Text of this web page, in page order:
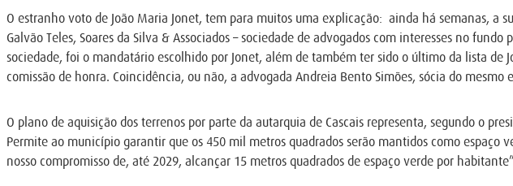
O estranho voto de João Maria Jonet, tem para muitos uma explicação: ainda há semanas, a
Galvão Teles, Soares da Silva & Associados – sociedade de advogados com interesses no
sociedade, foi o mandatário escolhido por Jonet, além de também ter sido o último da lista de
comissão de honra. Coincidência, ou não, a advogada Andreia Bento Simões, sócia do
O plano de aquisição dos terrenos por parte da autarquia de Cascais representa, segundo o
Permite ao município garantir que os 450 mil metros quadrados serão mantidos como
nosso compromisso de, até 2029, alcançar 15 metros quadrados de espaço verde por